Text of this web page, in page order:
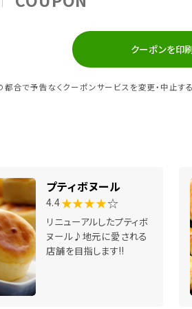
クーポンを印
合で予告なくクーポンサービスを変更・中止す
プティボヌール
4.4★★★★☆
リニューアルしたプティボ
ヌール♪地元に愛される
店舗を目指します!!